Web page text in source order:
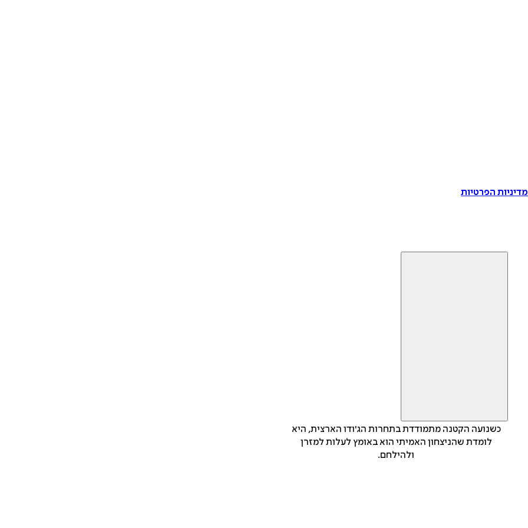
הפרטיות
כשנועה הקטנה מתמודדת בתחרות הג'ודו הארצית, היא
לומדת שהניצחון האמיתי הוא באומץ לעלות למזרן
ולהילחם.